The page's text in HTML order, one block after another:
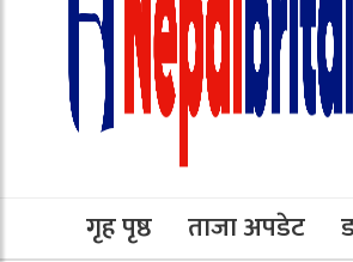
गृह पृष्ठ ताजा अपडेट